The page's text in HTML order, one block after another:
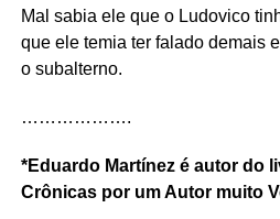
Mal sabia ele que o Ludovico
que ele temia ter falado demais
o subalterno.
……………….
*Eduardo Martínez é autor do
Crônicas por um Autor muito